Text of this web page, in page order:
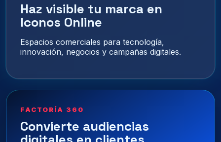
Haz visible tu marca en
Iconos Online
Espacios comerciales para tecnología,
innovación, negocios y campañas digitales.
FACTORÍA 360
Convierte audiencias